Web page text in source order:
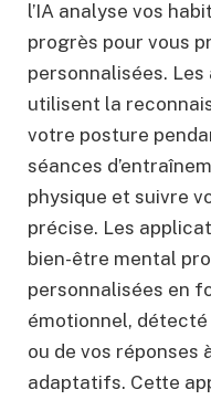
l’IA analyse vos
progrès pour vous
personnalisées.
utilisent la
votre posture
séances
physique et suivre
précise. Les
bien-être mental
personnalisées en
émotionnel, détecté
ou de vos réponses
adaptatifs. Cette